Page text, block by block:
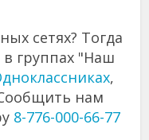
сетях? Тогда
группах "Наш
,
нам
8-776-000-66-77